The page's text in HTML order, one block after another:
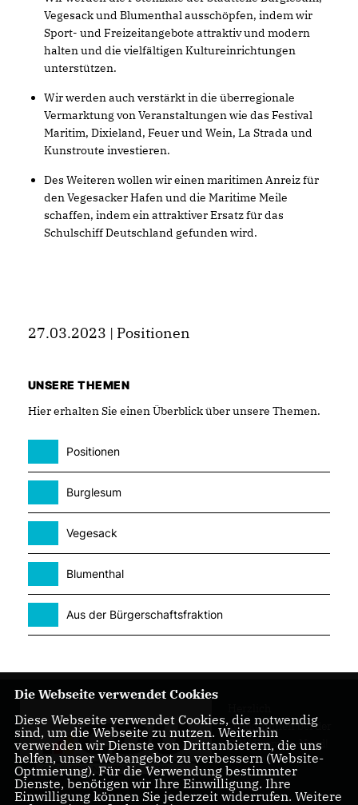
Vegesack und Blumenthal ausschöpfen, indem wir
Sport- und Freizeitangebote attraktiv und modern
halten und die vielfältigen Kultureinrichtungen
unterstützen.
Wir werden auch verstärkt in die überregionale
Vermarktung von Veranstaltungen wie das Festival
Maritim, Dixieland, Feuer und Wein, La Strada und
Kunstroute investieren.
Des Weiteren wollen wir einen maritimen Anreiz für
den Vegesacker Hafen und die Maritime Meile
schaffen, indem ein attraktiver Ersatz für das
Schulschiff Deutschland gefunden wird.
27.03.2023 | Positionen
UNSERE THEMEN
Hier erhalten Sie einen Überblick über unsere Themen.
Positionen
Burglesum
Vegesack
Blumenthal
Aus der Bürgerschaftsfraktion
Willkommen bei der
CDU Bremen-Nord!
Die Webseite verwendet Cookies
Diese Webseite verwendet Cookies, die notwendig
sind, um die Webseite zu nutzen. Weiterhin
verwenden wir Dienste von Drittanbietern, die uns
helfen, unser Webangebot zu verbessern (Website-
Optmierung). Für die Verwendung bestimmter
Dienste, benötigen wir Ihre Einwilligung. Ihre
Einwilligung können Sie jederzeit widerrufen. Weitere